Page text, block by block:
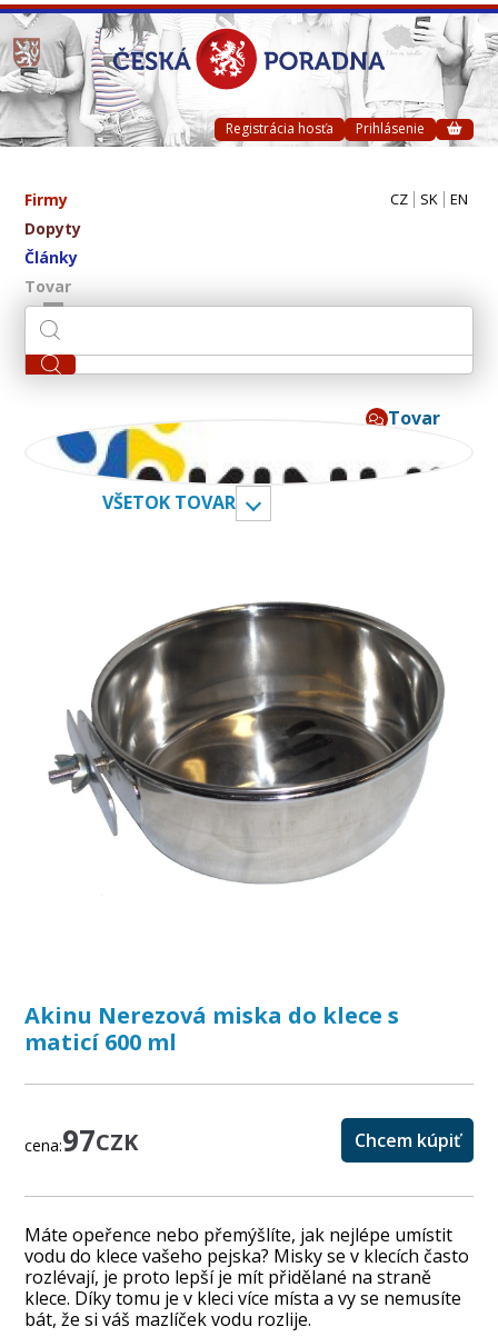
Registrácia hosťa Prihlásenie
Firmy
Dopyty
Články
Tovar
CZ SK EN
Tovar
AKINU CZ s.r.o.
VŠETOK TOVAR
Akinu Nerezová miska do klece s
maticí 600 ml
cena:97CZK Chcem kúpiť
Máte opeřence nebo přemýšlíte, jak nejlépe umístit
vodu do klece vašeho pejska? Misky se v klecích často
rozlévají, je proto lepší je mít přidělané na straně
klece. Díky tomu je v kleci více místa a vy se nemusíte
bát, že si váš mazlíček vodu rozlije.